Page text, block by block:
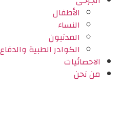
الأطفال
النساء
المدنيون
الكوادر الطبية
الاحصائيات
من نحن